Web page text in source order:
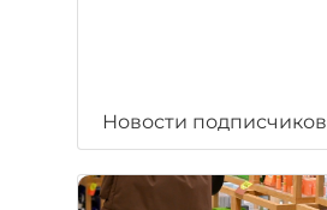
Новости подписчиков